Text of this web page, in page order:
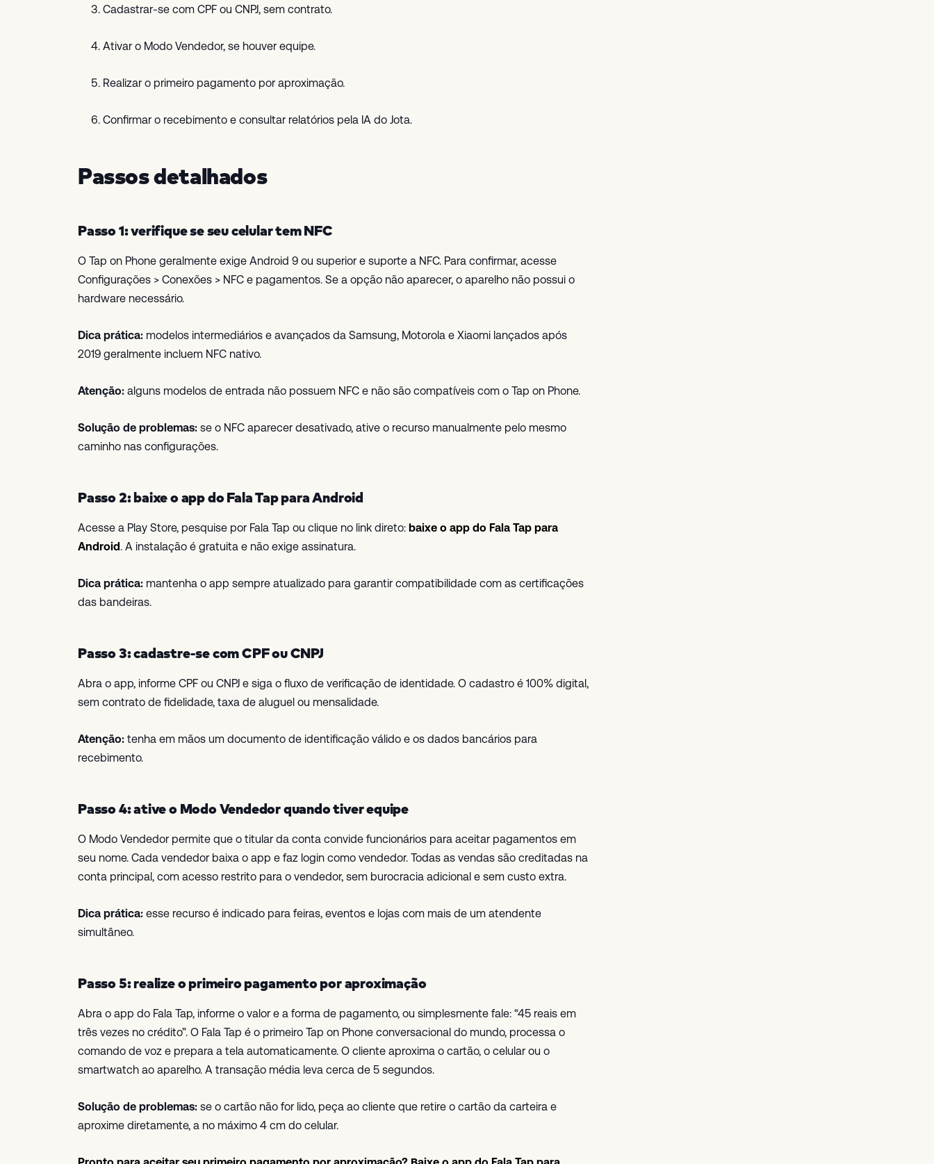
Cadastrar-se com CPF ou CNPJ, sem contrato.
Ativar o Modo Vendedor, se houver equipe.
Realizar o primeiro pagamento por aproximação.
Confirmar o recebimento e consultar relatórios pela IA do Jota.
Passos detalhados
Passo 1: verifique se seu celular tem NFC
O Tap on Phone geralmente exige Android 9 ou superior e suporte a NFC. Para confirmar, acesse
Configurações > Conexões > NFC e pagamentos. Se a opção não aparecer, o aparelho não possui o
hardware necessário.
Dica prática: modelos intermediários e avançados da Samsung, Motorola e Xiaomi lançados após
2019 geralmente incluem NFC nativo.
Atenção: alguns modelos de entrada não possuem NFC e não são compatíveis com o Tap on Phone.
Solução de problemas: se o NFC aparecer desativado, ative o recurso manualmente pelo mesmo
caminho nas configurações.
Passo 2: baixe o app do Fala Tap para Android
Acesse a Play Store, pesquise por Fala Tap ou clique no link direto: baixe o app do Fala Tap para
Android. A instalação é gratuita e não exige assinatura.
Dica prática: mantenha o app sempre atualizado para garantir compatibilidade com as certificações
das bandeiras.
Passo 3: cadastre-se com CPF ou CNPJ
Abra o app, informe CPF ou CNPJ e siga o fluxo de verificação de identidade. O cadastro é 100% digital,
sem contrato de fidelidade, taxa de aluguel ou mensalidade.
Atenção: tenha em mãos um documento de identificação válido e os dados bancários para
recebimento.
Passo 4: ative o Modo Vendedor quando tiver equipe
O Modo Vendedor permite que o titular da conta convide funcionários para aceitar pagamentos em
seu nome. Cada vendedor baixa o app e faz login como vendedor. Todas as vendas são creditadas na
conta principal, com acesso restrito para o vendedor, sem burocracia adicional e sem custo extra.
Dica prática: esse recurso é indicado para feiras, eventos e lojas com mais de um atendente
simultâneo.
Passo 5: realize o primeiro pagamento por aproximação
Abra o app do Fala Tap, informe o valor e a forma de pagamento, ou simplesmente fale: “45 reais em
três vezes no crédito”. O Fala Tap é o primeiro Tap on Phone conversacional do mundo, processa o
comando de voz e prepara a tela automaticamente. O cliente aproxima o cartão, o celular ou o
smartwatch ao aparelho. A transação média leva cerca de 5 segundos.
Solução de problemas: se o cartão não for lido, peça ao cliente que retire o cartão da carteira e
aproxime diretamente, a no máximo 4 cm do celular.